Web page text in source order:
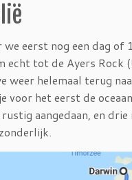
eerst nog een dag
echt tot de Ayers Rock
weer helemaal terug
het eerst de
aangedaan, en